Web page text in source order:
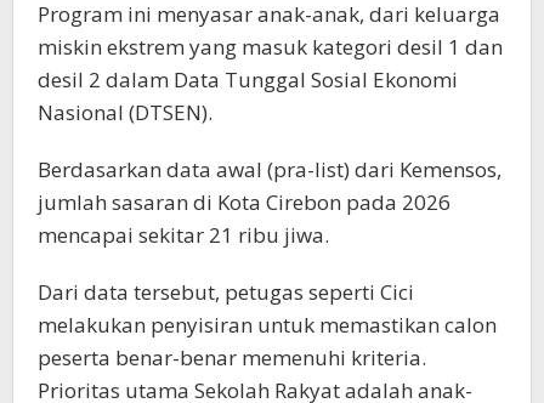
Program ini menyasar anak-anak, dari keluarga
miskin ekstrem yang masuk kategori desil 1 dan
desil 2 dalam Data Tunggal Sosial Ekonomi
Nasional (DTSEN).
Berdasarkan data awal (pra-list) dari Kemensos,
jumlah sasaran di Kota Cirebon pada 2026
mencapai sekitar 21 ribu jiwa.
Dari data tersebut, petugas seperti Cici
melakukan penyisiran untuk memastikan calon
peserta benar-benar memenuhi kriteria.
Prioritas utama Sekolah Rakyat adalah anak-